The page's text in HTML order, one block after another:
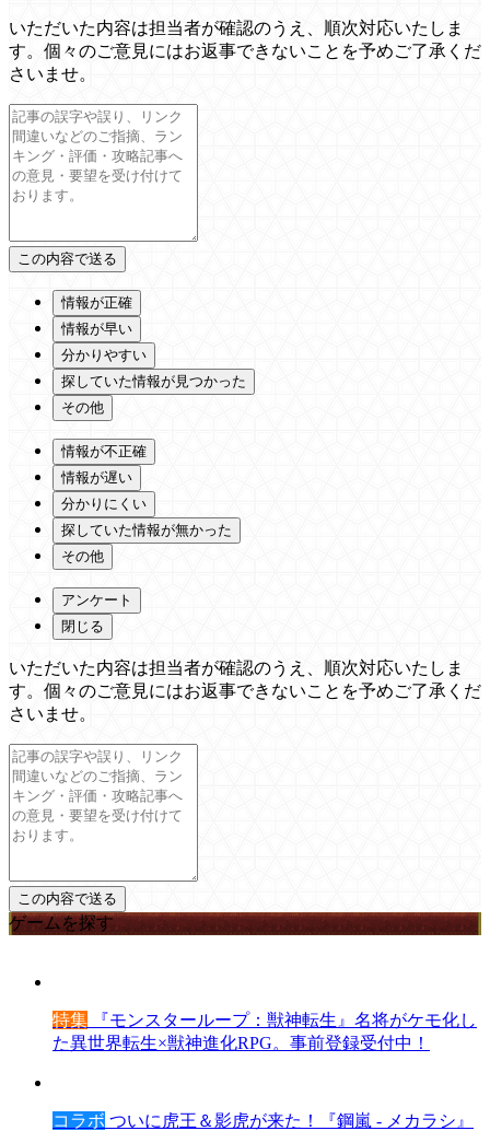
いただいた内容は担当者が確認のうえ、順次対応いたしま
す。個々のご意見にはお返事できないことを予めご了承くだ
さいませ。
情報が正確
情報が早い
分かりやすい
探していた情報が見つかった
その他
情報が不正確
情報が遅い
分かりにくい
探していた情報が無かった
その他
アンケート
閉じる
いただいた内容は担当者が確認のうえ、順次対応いたしま
す。個々のご意見にはお返事できないことを予めご了承くだ
さいませ。
ゲームを探す
特集 『モンスターループ：獣神転生』名将がケモ化し
た異世界転生×獣神進化RPG。事前登録受付中！
コラボ ついに虎王＆影虎が来た！『鋼嵐 - メカラシ』